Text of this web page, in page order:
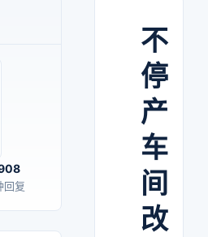
回复
不
停
产
车
间
改